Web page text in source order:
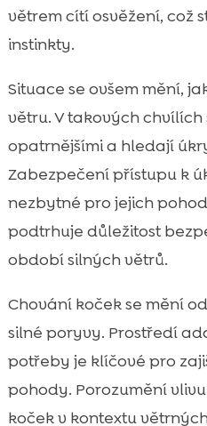
větrem cítí osvěžení, což
instinkty.
Situace se ovšem mění,
větru. V takových
opatrnějšími a hledají
Zabezpečení přístupu k
nezbytné pro jejich
podtrhuje důležitost
období silných větrů.
Chování koček se mění
silné poryvy. Prostředí
potřeby je klíčové pro
pohody. Porozumění
koček v kontextu